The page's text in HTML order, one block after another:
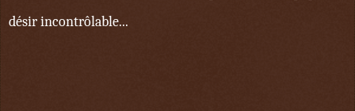
désir incontrôlable...